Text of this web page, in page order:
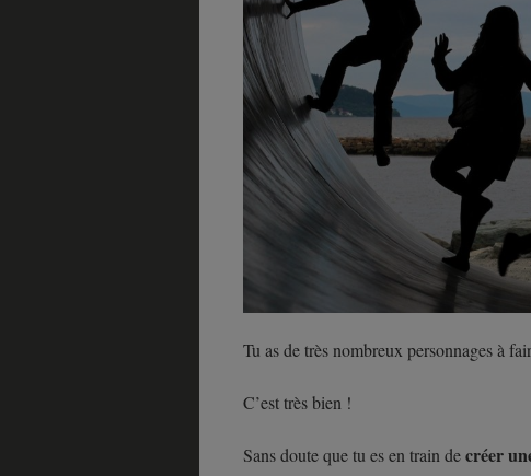
Tu as de très nombreux personnages à
C’est très bien !
Sans doute que tu es en train decréer